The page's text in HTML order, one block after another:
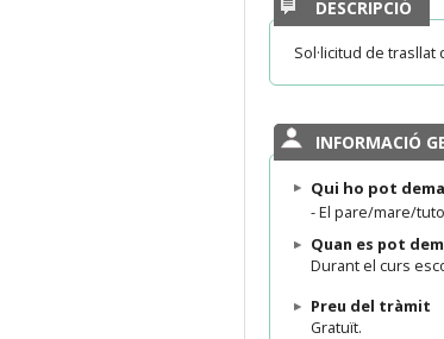
DESCRIPCIÓ
Sol·licitud de
INFORMACIÓ
Qui ho pot
-El pare/mare/
Quan es pot
Durant el curs
Preu del tràmit
Gratuït.